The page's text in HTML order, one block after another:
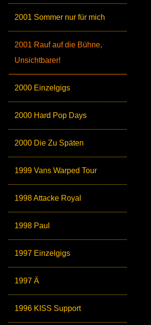
2001 Sommer nur für mich
2001 Rauf auf die Bühne,
Unsichtbarer!
2000 Einzelgigs
2000 Hard Pop Days
2000 Die Zu Späten
1999 Vans Warped Tour
1998 Attacke Royal
1998 Paul
1997 Einzelgigs
1997 Ä
1996 KISS Support